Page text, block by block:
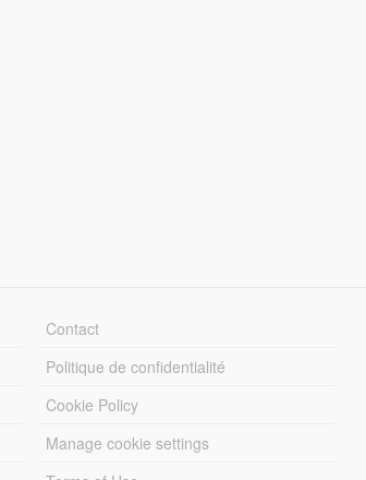
Contact
Politique de confidentialité
Cookie Policy
Manage cookie settings